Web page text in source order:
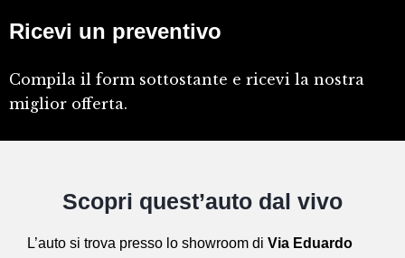
Ricevi un preventivo
Compila il form sottostante e ricevi la nostra
miglior offerta.
Scopri quest’auto dal vivo
L’auto si trova presso lo showroom di Via Eduardo